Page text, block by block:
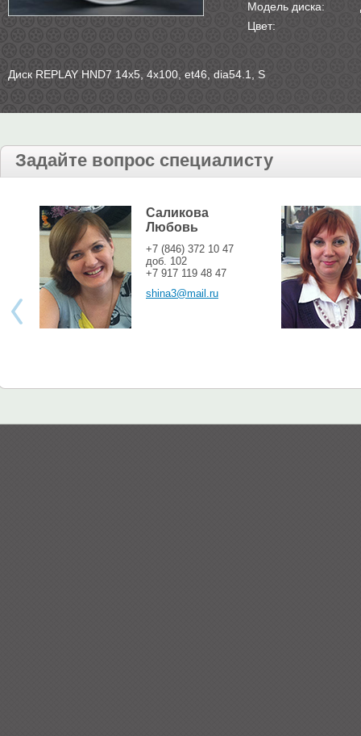
Модель диска:
Цвет:
Диск REPLAY HND7 14х5, 4х100, et46, dia54.1, S
Задайте вопрос специалисту
Саликова
Любовь
+7 (846) 372 10 47
доб. 102
+7 917 119 48 47
shina3@mail.ru